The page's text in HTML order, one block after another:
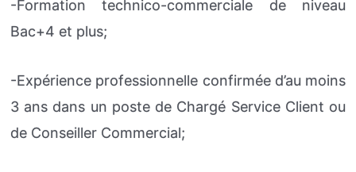
-Formation technico-commerciale de niveau
Bac+4 et plus;
-Expérience professionnelle confirmée d’au moins
3 ans dans un poste de Chargé Service Client ou
de Conseiller Commercial;